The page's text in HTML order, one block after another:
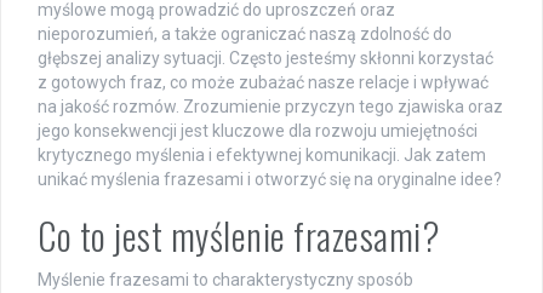
myślowe mogą prowadzić do uproszczeń oraz
nieporozumień, a także ograniczać naszą zdolność do
głębszej analizy sytuacji. Często jesteśmy skłonni korzystać
z gotowych fraz, co może zubażać nasze relacje i wpływać
na jakość rozmów. Zrozumienie przyczyn tego zjawiska oraz
jego konsekwencji jest kluczowe dla rozwoju umiejętności
krytycznego myślenia i efektywnej komunikacji. Jak zatem
unikać myślenia frazesami i otworzyć się na oryginalne idee?
Co to jest myślenie frazesami?
Myślenie frazesami to charakterystyczny sposób